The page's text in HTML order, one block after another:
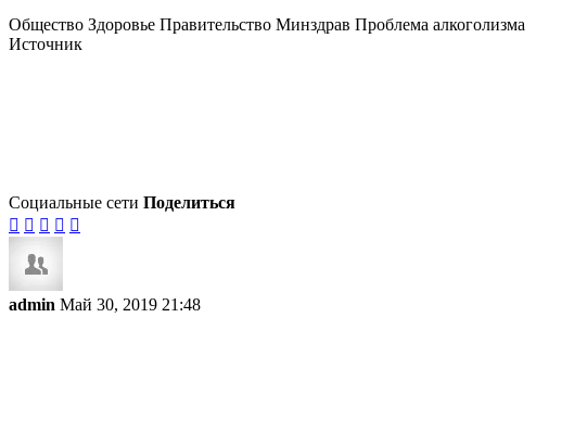
Общество Здоровье Правительство Минздрав Проблема алкоголизма
Источник
Социальные сети Поделиться
    
admin Май 30, 2019 21:48